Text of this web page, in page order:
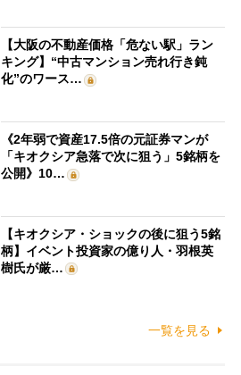
【大阪の不動産価格「危ない駅」ラン
キング】“中古マンション売れ行き鈍
化”のワース…
《2年弱で資産17.5倍の元証券マンが
「キオクシア急落で次に狙う」5銘柄を
公開》10…
【キオクシア・ショックの後に狙う5銘
柄】イベント投資家の億り人・羽根英
樹氏が厳…
一覧を見る